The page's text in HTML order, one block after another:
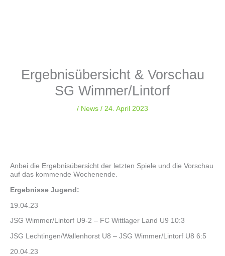
Ergebnisübersicht & Vorschau
SG Wimmer/Lintorf
/ News / 24. April 2023
Anbei die Ergebnisübersicht der letzten Spiele und die Vorschau
auf das kommende Wochenende.
Ergebnisse Jugend:
19.04.23
JSG Wimmer/Lintorf U9-2 – FC Wittlager Land U9 10:3
JSG Lechtingen/Wallenhorst U8 – JSG Wimmer/Lintorf U8 6:5
20.04.23